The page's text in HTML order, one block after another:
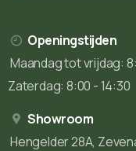
Openingstijden
Maandag tot vrijdag:
Zaterdag: 8:00 - 14:30
Showroom
Hengelder 28A,